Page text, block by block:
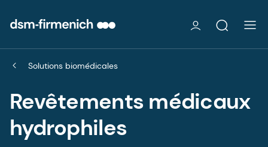
Solutions biomédicales
Revêtements médicaux
hydrophiles